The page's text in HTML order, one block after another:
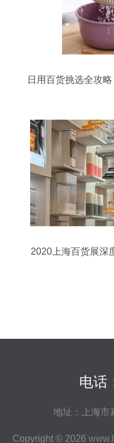
日用百货挑选全攻
2020上海百货展深
电话
地址：上海市
Copyright © 2026